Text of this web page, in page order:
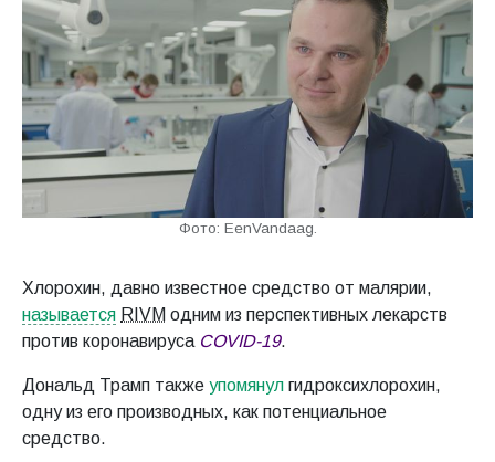
Фото: EenVandaag.
Хлорохин, давно известное средство от малярии,
называется RIVM одним из перспективных лекарств
против коронавируса COVID-19.
Дональд Трамп также упомянул гидроксихлорохин,
одну из его производных, как потенциальное
средство.